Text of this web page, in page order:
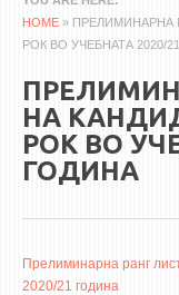
ОРГАНИЗАЦИЈА
МАШИНСКО
АПЛИКАТИВНА
МЕЃУНАРОДНА
QIM-SEE
HOME » ПРЕЛИМИНАРНА
РОК ВО УЧЕБНАТА 2020/
НА
РОК ВО
ГОДИНА
Прелиминарна ранг
2020/21 година